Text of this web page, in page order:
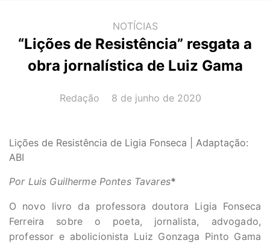
NOTÍCIAS
“Lições de Resistência” resgata a
obra jornalística de Luiz Gama
AUTOR(A):
Redação DATA:
8 de junho de 2020
Lições de Resistência de Ligia Fonseca | Adaptação:
ABI
Por Luis Guilherme Pontes Tavares*
O novo livro da professora doutora Ligia Fonseca
Ferreira sobre o poeta, jornalista, advogado,
professor e abolicionista Luiz Gonzaga Pinto Gama